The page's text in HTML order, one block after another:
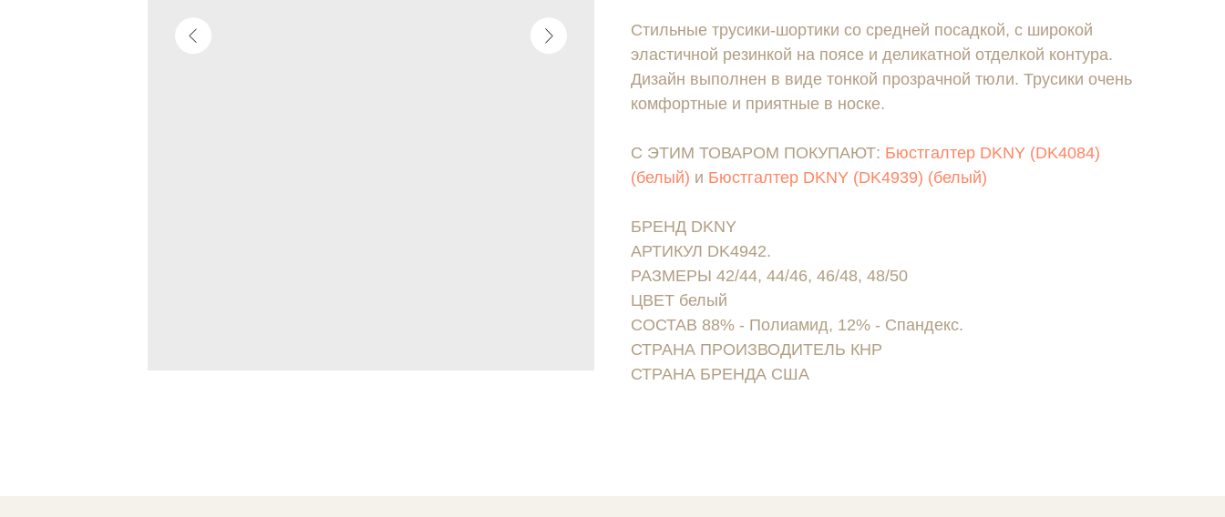
Стильные трусики-шортики со средней посадкой, с широкой
эластичной резинкой на поясе и деликатной отделкой контура.
Дизайн выполнен в виде тонкой прозрачной тюли. Трусики очень
комфортные и приятные в носке.
С ЭТИМ ТОВАРОМ ПОКУПАЮТ: Бюстгалтер DKNY (DK4084)
(белый) и Бюстгалтер DKNY (DK4939) (белый)
БРЕНД DKNY
АРТИКУЛ DK4942.
РАЗМЕРЫ 42/44, 44/46, 46/48, 48/50
ЦВЕТ белый
СОСТАВ 88% - Полиамид, 12% - Спандекс.
СТРАНА ПРОИЗВОДИТЕЛЬ КНР
СТРАНА БРЕНДА США